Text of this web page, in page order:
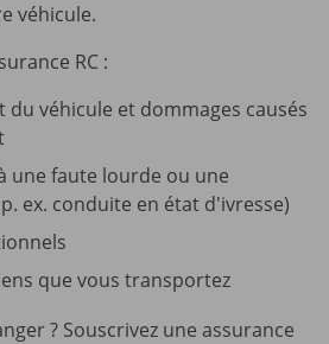
véhicule.
RC :
du véhicule et dommages causés
une faute lourde ou une
ex. conduite en état d'ivresse)
que vous transportez
? Souscrivez une assurance